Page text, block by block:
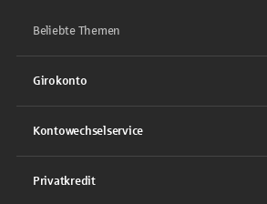
Beliebte Themen
Girokonto
Kontowechselservice
Privatkredit